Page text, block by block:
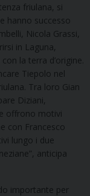
friulana, si
hanno successo
Nicola Grassi,
in Laguna,
la terra d’origine.
Tiepolo nel
Tra loro Gian
Diziani,
offrono motivi
con Francesco
lungo i due
anticipa
importante per